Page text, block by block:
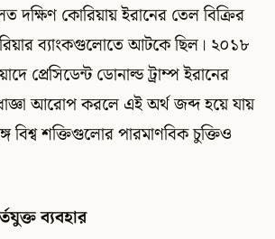
দক্ষিণ কোরিয়ায় ইরানের তেল বিক্রির
ব্যাংকগুলোতে আটকে ছিল। ২০১৮
প্রেসিডেন্ট ডোনাল্ড ট্রাম্প ইরানের
আরোপ করলে এই অর্থ জব্দ হয়ে যায়
বিশ্ব শক্তিগুলোর পারমাণবিক চুক্তিও
ব্যবহার